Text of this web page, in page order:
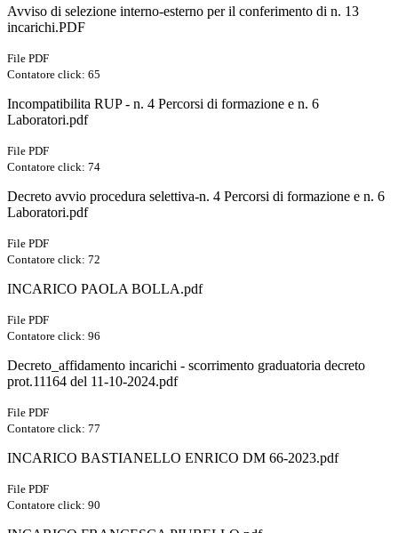
Avviso di selezione interno-esterno per il conferimento di n. 13
incarichi.PDF
File PDF
Contatore click: 65
Incompatibilita RUP - n. 4 Percorsi di formazione e n. 6
Laboratori.pdf
File PDF
Contatore click: 74
Decreto avvio procedura selettiva-n. 4 Percorsi di formazione e n. 6
Laboratori.pdf
File PDF
Contatore click: 72
INCARICO PAOLA BOLLA.pdf
File PDF
Contatore click: 96
Decreto_affidamento incarichi - scorrimento graduatoria decreto
prot.11164 del 11-10-2024.pdf
File PDF
Contatore click: 77
INCARICO BASTIANELLO ENRICO DM 66-2023.pdf
File PDF
Contatore click: 90